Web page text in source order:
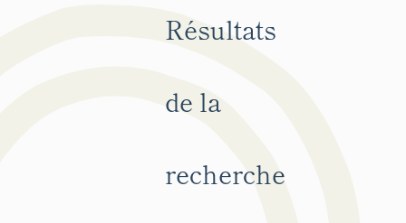
Résultats
de la
recherche